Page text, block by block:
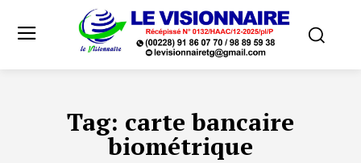
Tag: carte bancaire
biométrique